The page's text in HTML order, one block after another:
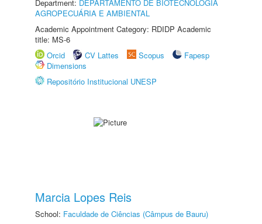
Department: DEPARTAMENTO DE BIOTECNOLOGIA
AGROPECUÁRIA E AMBIENTAL
Academic Appointment Category: RDIDP Academic
title: MS-6
Orcid
CV Lattes Scopus
Fapesp
Dimensions
Repositório Institucional UNESP
Marcia Lopes Reis
School: Faculdade de Ciências (Câmpus de Bauru)